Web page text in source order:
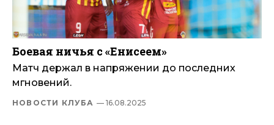
Боевая ничья с «Енисеем»
Матч держал в напряжении до последних
мгновений.
НОВОСТИ КЛУБА — 16.08.2025